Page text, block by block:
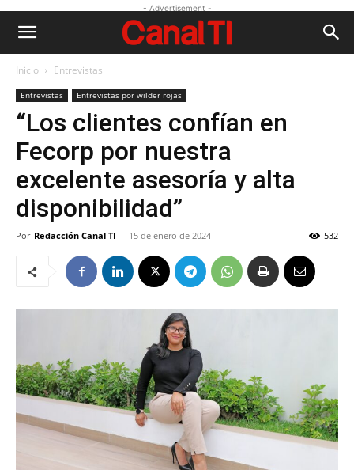
- Advertisement -
Inicio Entrevistas
Entrevistas Entrevistas por wilder rojas
“Los clientes confían en
Fecorp por nuestra
excelente asesoría y alta
disponibilidad”
Por Redacción Canal TI - 15 de enero de 2024 532